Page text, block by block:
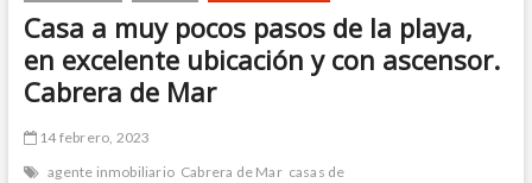
Casa a muy pocos pasos de la playa,
en excelente ubicación y con ascensor.
Cabrera de Mar
14 febrero, 2023
agente inmobiliario Cabrera de Mar casas de